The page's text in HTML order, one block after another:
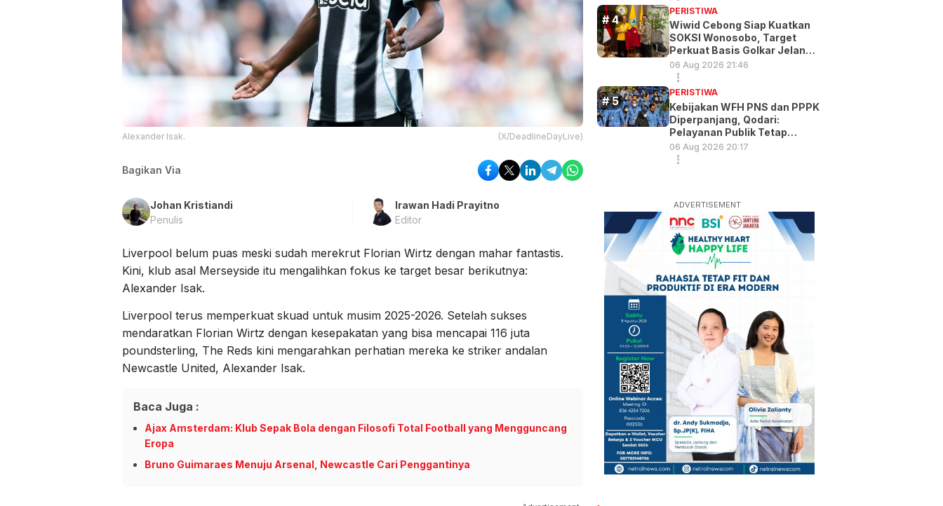
Alexander Isak. (X/DeadlineDayLive)
Bagikan Via
Johan Kristiandi
Penulis
Irawan Hadi Prayitno
Editor
Liverpool belum puas meski sudah merekrut Florian Wirtz dengan mahar fantastis.
Kini, klub asal Merseyside itu mengalihkan fokus ke target besar berikutnya:
Alexander Isak.
Liverpool terus memperkuat skuad untuk musim 2025-2026. Setelah sukses
mendaratkan Florian Wirtz dengan kesepakatan yang bisa mencapai 116 juta
poundsterling, The Reds kini mengarahkan perhatian mereka ke striker andalan
Newcastle United, Alexander Isak.
Baca Juga :
Ajax Amsterdam: Klub Sepak Bola dengan Filosofi Total Football yang Mengguncang
Eropa
Bruno Guimaraes Menuju Arsenal, Newcastle Cari Penggantinya
PERISTIWA
Wiwid Cebong Siap Kuatkan
SOKSI Wonosobo, Target
Perkuat Basis Golkar Jelang
Pemilu 2029
06 Aug 2026 21:46
PERISTIWA
Kebijakan WFH PNS dan PPPK
Diperpanjang, Qodari:
Pelayanan Publik Tetap
Optimal
06 Aug 2026 20:17
ADVERTISEMENT